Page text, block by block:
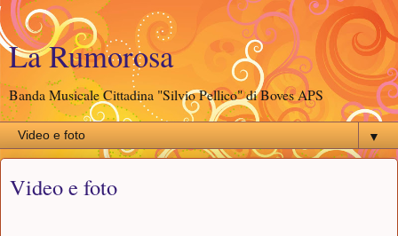
La Rumorosa
Banda Musicale Cittadina "Silvio Pellico" di Boves APS
▼
Video e foto